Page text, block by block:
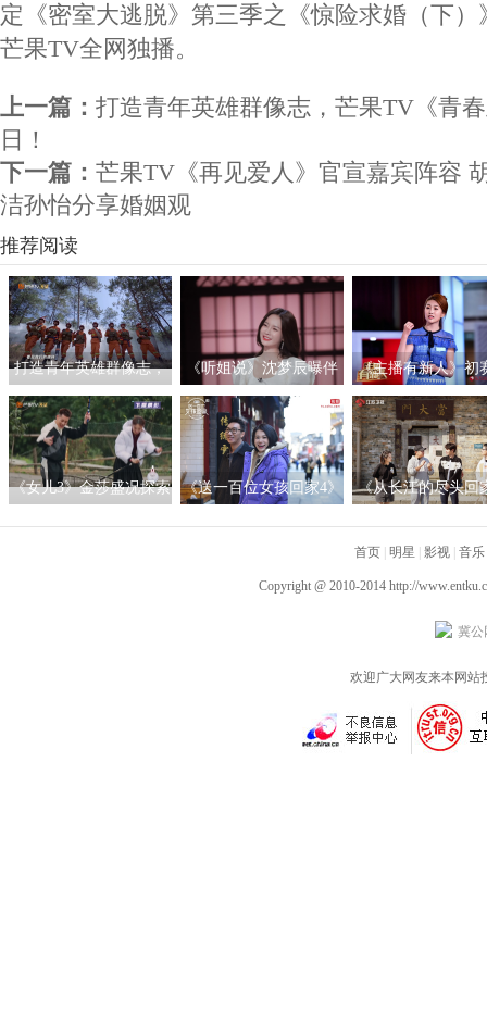
定《密室大逃脱》第三季之《惊险求婚（下）
芒果TV全网独播。
上一篇： 打造青年英雄群像志，芒果TV《青
日！
下一篇： 芒果TV《再见爱人》官宣嘉宾阵容
洁孙怡分享婚姻观
推荐阅读
打造青年英雄群像志，
芒果TV《青春正当时》
定档7月1日！
《听姐说》沈梦辰曝伴
郎团名单 阚清子黄小蕾
霸气放话鼓励女性独立
《主播有新人》初
程过半 “说唱型”选
喜登场
《女儿3》金莎盛况探索
《送一百位女孩回家4》
《从长江的尽头回
佳琳、王新乔带来
挖藕初体验
首页 明星 影视 音乐
Copyright @ 2010-2014 http://
冀公
欢迎广大网友来本网站